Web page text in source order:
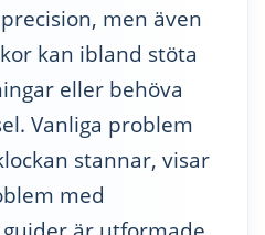
men även
kan ibland stöta
eller behöva
Vanliga problem
stannar, visar
med